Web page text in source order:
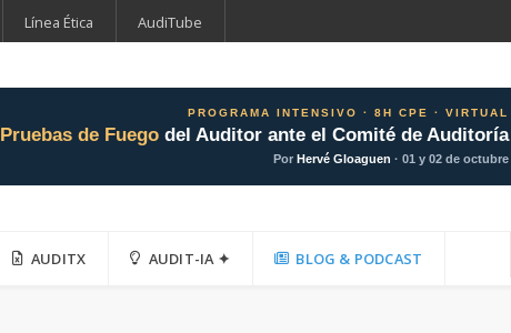
Línea Ética AudiTube
PROGRAMA INTENSIVO · 8H CPE · VIRTUAL
Pruebas de Fuego del Auditor ante el Comité de Auditoría
PorHervé Gloaguen · 01 y 02 de octubre
AUDITX AUDIT-IA ✦ BLOG & PODCAST